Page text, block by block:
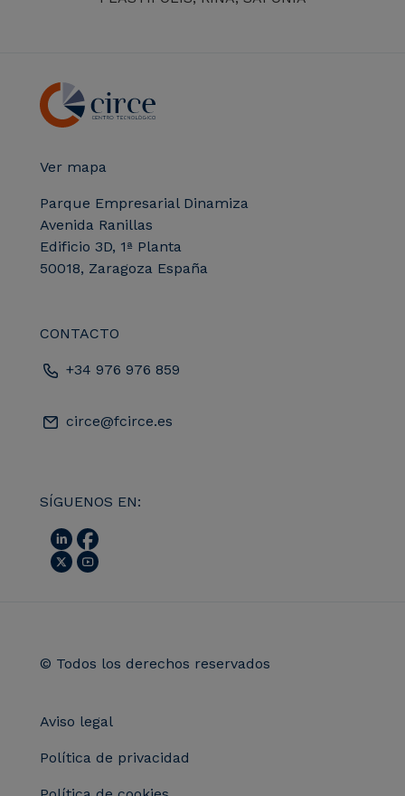
Ver mapa
Parque Empresarial Dinamiza
Avenida Ranillas
Edificio 3D, 1ª Planta
50018, Zaragoza España
CONTACTO
+34 976 976 859
circe@fcirce.es
SÍGUENOS EN:
© Todos los derechos reservados
Aviso legal
Política de privacidad